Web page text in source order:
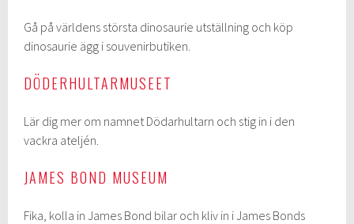
Gå på världens största dinosaurie utställning och köp
dinosaurie ägg i souvenirbutiken.
DÖDERHULTARMUSEET
Lär dig mer om namnet Dödarhultarn och stig in i den
vackra ateljén.
JAMES BOND MUSEUM
Fika, kolla in James Bond bilar och kliv in i James Bonds